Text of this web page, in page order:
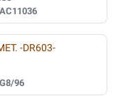
-DR603-
96